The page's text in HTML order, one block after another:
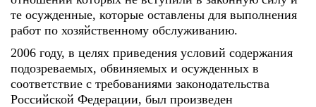
те осужденные, которые оставлены для выполнения
работ по хозяйственному обслуживанию.
2006 году, в целях приведения условий содержания
подозреваемых, обвиняемых и осужденных в
соответствие с требованиями законодательства
Российской Федерации, был произведен